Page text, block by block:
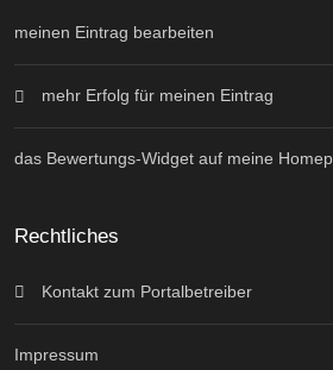
meinen Eintrag bearbeiten
mehr Erfolg für meinen Eintrag
das Bewertungs-Widget auf meine
Rechtliches
Kontakt zum Portalbetreiber
Impressum